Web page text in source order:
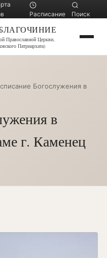
Расписание Поиск
Православной Церкви,
Патриархата)
Богослужения в
в
г. Каменец